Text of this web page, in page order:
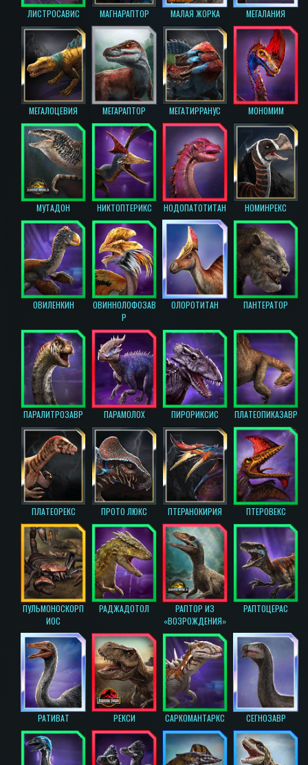
ЛИСТРОСАВИС МАГНАРАПТОР МАЛАЯ ЖОРКА МЕГАЛАНИЯ
МЕГАЛОЦЕВИЯ МЕГАРАПТОР МЕГАТИРРАНУС МОНОМИМ
МУТАДОН НИКТОПТЕРИКС НОДОПАТОТИТАН НОМИНРЕКС
ОВИЛЕНКИН
ОВИННОЛОФОЗАВ
Р
ОЛОРОТИТАН ПАНТЕРАТОР
ПАРАЛИТРОЗАВР ПАРАМОЛОХ ПИРОРИКСИС ПЛАТЕОПИКАЗАВР
ПЛАТЕОРЕКС ПРОТО ЛЮКС ПТЕРАНОКИРИЯ ПТЕРОВЕКС
ПУЛЬМОНОСКОРП
ИОС
РАДЖАДОТОЛ
РАПТОР ИЗ
«ВОЗРОЖДЕНИЯ»
РАПТОЦЕРАС
РАТИВАТ РЕКСИ САРКОМАНТАРКС СЕГНОЗАВР